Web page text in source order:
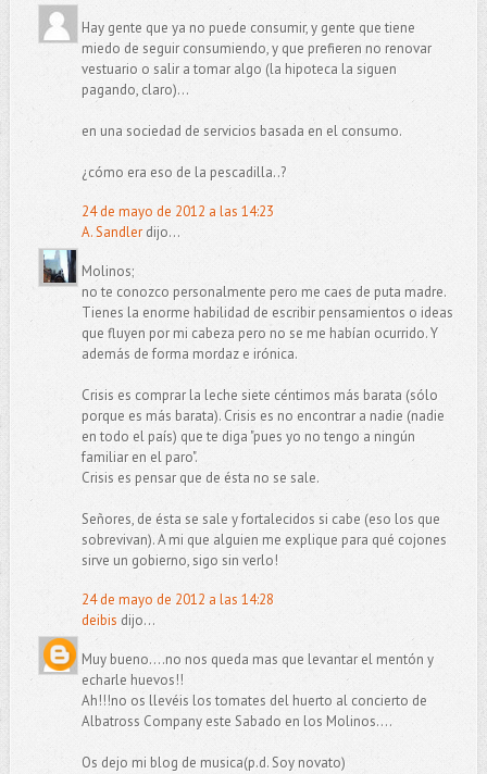
Hay gente que ya no puede consumir, y gente que tiene
miedo de seguir consumiendo, y que prefieren no renovar
vestuario o salir a tomar algo (la hipoteca la siguen
pagando, claro)...
en una sociedad de servicios basada en el consumo.
¿cómo era eso de la pescadilla..?
24 de mayo de 2012 a las 14:23
A. Sandlerdijo...
Molinos;
no te conozco personalmente pero me caes de puta madre.
Tienes la enorme habilidad de escribir pensamientos o ideas
que fluyen por mi cabeza pero no se me habían ocurrido. Y
además de forma mordaz e irónica.
Crisis es comprar la leche siete céntimos más barata (sólo
porque es más barata). Crisis es no encontrar a nadie (nadie
en todo el país) que te diga "pues yo no tengo a ningún
familiar en el paro".
Crisis es pensar que de ésta no se sale.
Señores, de ésta se sale y fortalecidos si cabe (eso los que
sobrevivan). A mi que alguien me explique para qué cojones
sirve un gobierno, sigo sin verlo!
24 de mayo de 2012 a las 14:28
deibis dijo...
Muy bueno....no nos queda mas que levantar el mentón y
echarle huevos!!
Ah!!!no os llevéis los tomates del huerto al concierto de
Albatross Company este Sabado en los Molinos....
Os dejo mi blog de musica(p.d. Soy novato)